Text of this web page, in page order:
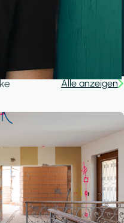
Alle anzeigen